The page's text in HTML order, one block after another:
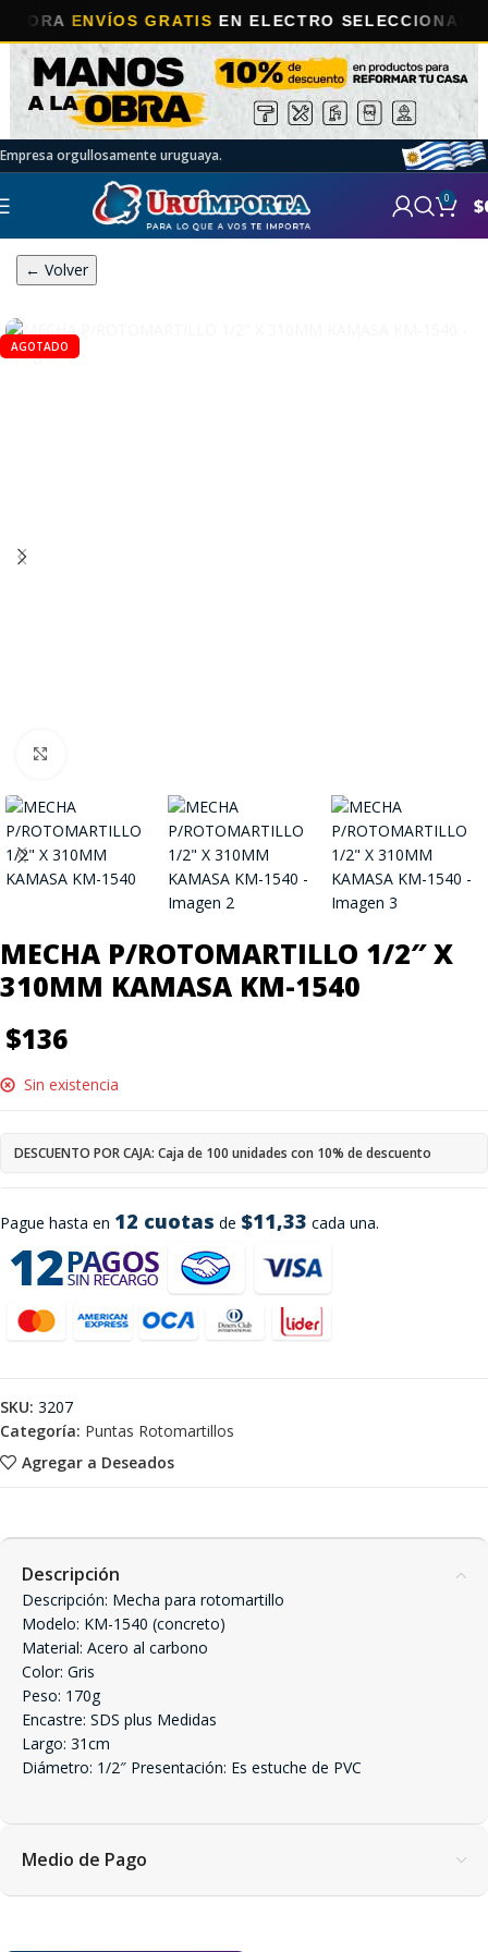
ENVÍOS GRATISEN ELECTRO SELECCIONADOS!
Empresa orgullosamente uruguaya.
0 $
← Volver
AGOTADO
MECHA P/ROTOMARTILLO 1/2″ X
310MM KAMASA KM-1540
$136
Pague hasta en 12 cuotas de $11,33 cada una.
Sin existencia
DESCUENTO POR CAJA: Caja de 100 unidades con 10% de descuento
Agregar a Deseados
SKU: 3207
Categoría: Puntas Rotomartillos
Descripción
Descripción: Mecha para rotomartillo
Modelo: KM-1540 (concreto)
Material: Acero al carbono
Color: Gris
Peso: 170g
Encastre: SDS plus Medidas
Largo: 31cm
Diámetro: 1/2″ Presentación: Es estuche de PVC
Medio de Pago